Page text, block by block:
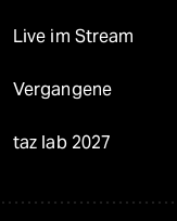
Live im Stream
Vergangene
taz lab 2027